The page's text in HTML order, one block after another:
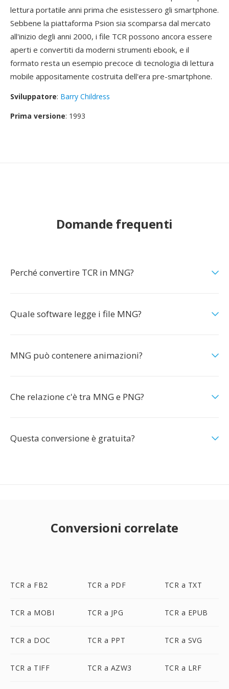
lettura portatile anni prima che esistessero gli smartphone.
Sebbene la piattaforma Psion sia scomparsa dal mercato
all'inizio degli anni 2000, i file TCR possono ancora essere
aperti e convertiti da moderni strumenti ebook, e il
formato resta un esempio precoce di tecnologia di lettura
mobile appositamente costruita dell'era pre-smartphone.
Sviluppatore: Barry Childress
Prima versione: 1993
Domande frequenti
Perché convertire TCR in MNG?
Quale software legge i file MNG?
MNG può contenere animazioni?
Che relazione c'è tra MNG e PNG?
Questa conversione è gratuita?
Conversioni correlate
TCR a FB2 TCR a PDF TCR a TXT
TCR a MOBI TCR a JPG TCR a EPUB
TCR a DOC TCR a PPT TCR a SVG
TCR a TIFF TCR a AZW3 TCR a LRF